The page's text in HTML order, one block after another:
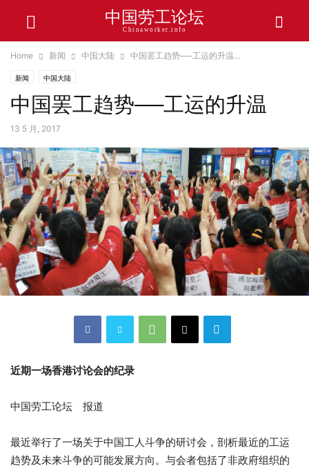
中国劳工论坛
Chinaworker.info
Home 新闻 中国大陆 中国罢工趋势──工运的升温...
新闻 中国大陆
中国罢工趋势──工运的升温
13 5 月, 2017
近期一场香港讨论会的纪录
中国劳工论坛 报道
最近举行了一场关于中国工人斗争的研讨会，剖析最近的工运
趋势及未来斗争的可能发展方向。 与会者包括了非政府组织的